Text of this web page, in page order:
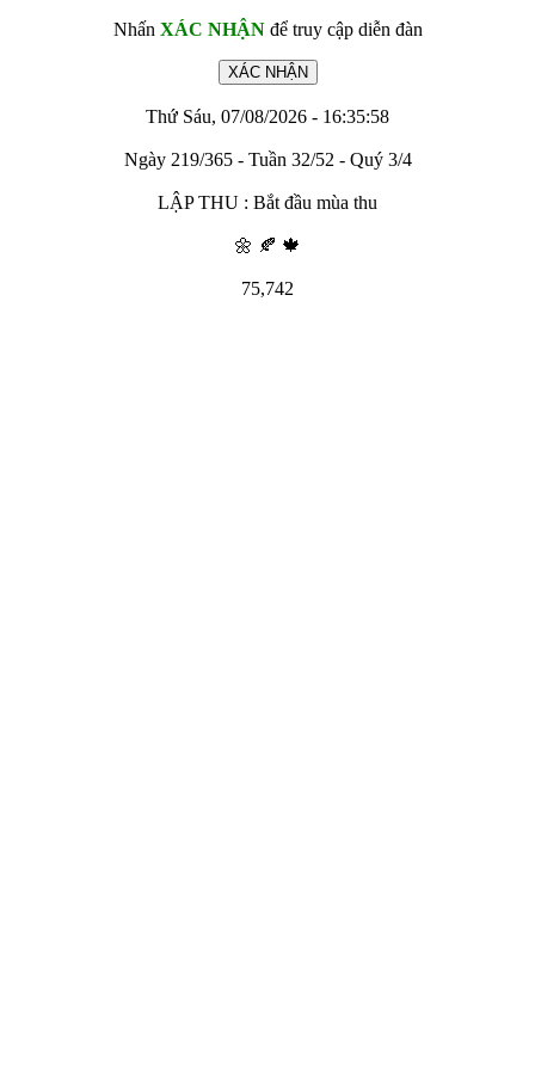
Nhấn XÁC NHẬNđể truy cập diễn đàn
Thứ Sáu, 07/08/2026 - 16:35:58
Ngày 219/365 - Tuần 32/52 - Quý 3/4
LẬP THU : Bắt đầu mùa thu
🌼 🍂 🍁
75,742